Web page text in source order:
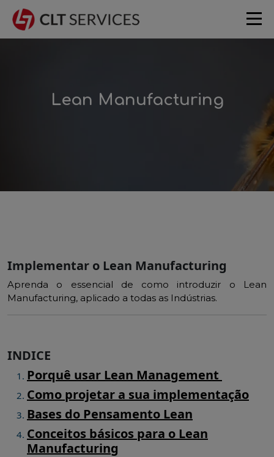
Lean Manufacturing
Implementar o Lean Manufacturing
Aprenda o essencial de como introduzir o Lean
Manufacturing, aplicado a todas as Indústrias.
INDICE
Porquê usar Lean Management
Como projetar a sua implementação
Bases do Pensamento Lean
Conceitos básicos para o Lean
Manufacturing